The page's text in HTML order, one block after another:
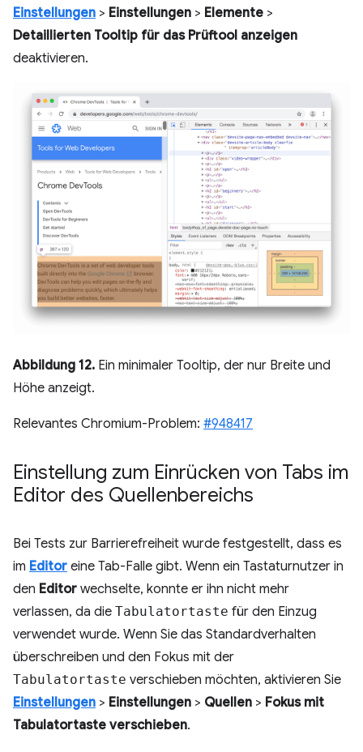
Einstellungen > Einstellungen > Elemente >
Detaillierten Tooltip für das Prüftool anzeigen
deaktivieren.
Abbildung 12. Ein minimaler Tooltip, der nur Breite und
Höhe anzeigt.
Relevantes Chromium-Problem: #948417
Einstellung zum Einrücken von Tabs im
Editor des Quellenbereichs
Bei Tests zur Barrierefreiheit wurde festgestellt, dass es
im Editor eine Tab-Falle gibt. Wenn ein Tastaturnutzer in
den Editor wechselte, konnte er ihn nicht mehr
verlassen, da die Tabulatortaste für den Einzug
verwendet wurde. Wenn Sie das Standardverhalten
überschreiben und den Fokus mit der
Tabulatortaste verschieben möchten, aktivieren Sie
Einstellungen > Einstellungen > Quellen > Fokus mit
Tabulatortaste verschieben.